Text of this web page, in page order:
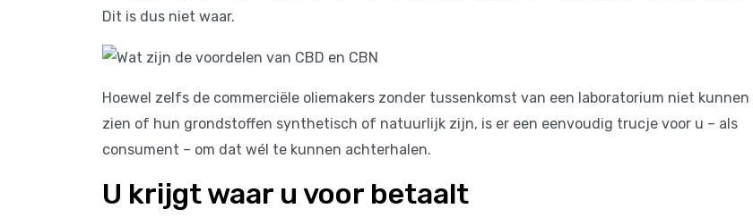
Dit is dus niet waar.
Hoewel zelfs de commerciële oliemakers zonder tussenkomst van een laboratorium niet kunnen
zien of hun grondstoffen synthetisch of natuurlijk zijn, is er een eenvoudig trucje voor u – als
consument – om dat wél te kunnen achterhalen.
U krijgt waar u voor betaalt